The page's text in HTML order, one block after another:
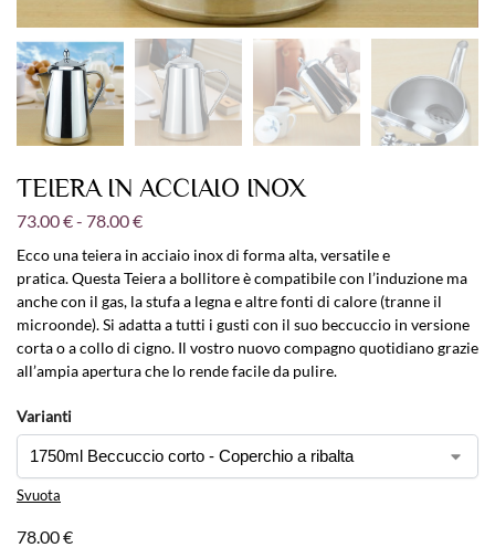
TEIERA IN ACCIAIO INOX
73.00€- 78.00€
Ecco una teiera in acciaio inox di forma alta, versatile e
pratica. Questa Teiera a bollitore è compatibile con l’induzione ma
anche con il gas, la stufa a legna e altre fonti di calore (tranne il
microonde). Si adatta a tutti i gusti con il suo beccuccio in versione
corta o a collo di cigno. Il vostro nuovo compagno quotidiano grazie
all’ampia apertura che lo rende facile da pulire.
Varianti
Svuota
78.00€